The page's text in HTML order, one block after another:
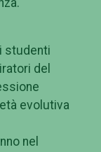
studenti
del
evolutiva
nel